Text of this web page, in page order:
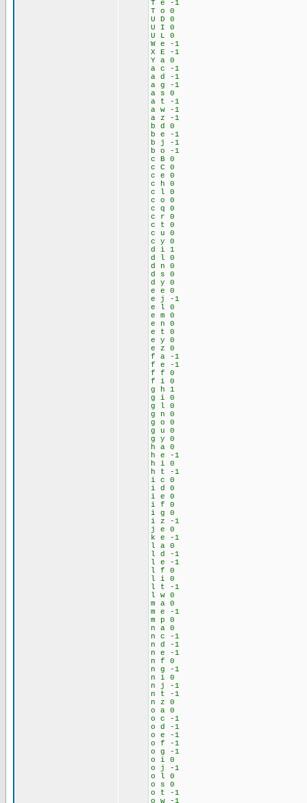
T e -1
T o 0
U D 0
U I 0
U L 0
W e -1
X E -1
Y a 0
a c -1
a d -1
a g -1
a s 0
a t -1
a w -1
a z -1
b d 0
b e -1
b j -1
b o -1
c B 0
c C 0
c e 0
c h 0
c l 0
c o 0
c q 0
c r 0
c t 0
c u 0
c y 0
d i 1
d l 0
d n 0
d s 0
d y 0
e e 0
e j -1
e l 0
e m 0
e n 0
e t 0
e y 0
e z 0
f a -1
f e -1
f f 0
f i 0
g h 1
g i 0
g l 0
g n 0
g o 0
g u 0
g y 0
h a 0
h e -1
h i 0
h t -1
i c 0
i d 0
i e 0
i f 0
i g 0
i z -1
j e 0
k e -1
l a 0
l d -1
l e -1
l f 0
l i 0
l t -1
l w 0
m a 0
m e -1
m p 0
n a 0
n c -1
n d -1
n e -1
n f 0
n g -1
n i 0
n j -1
n t -1
n z 0
o a 0
o c -1
o d -1
o e -1
o f -1
o g -1
o i 0
o j -1
o l 0
o s 0
o t -1
o w -1